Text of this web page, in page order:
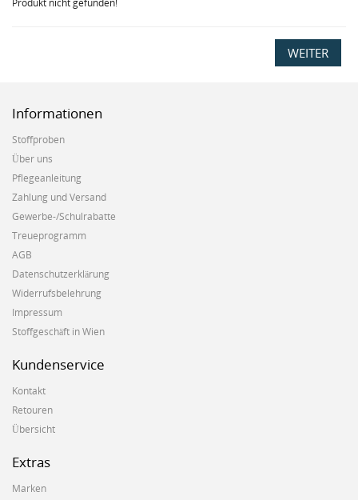
Produkt nicht gefunden!
WEITER
Informationen
Stoffproben
Über uns
Pflegeanleitung
Zahlung und Versand
Gewerbe-/Schulrabatte
Treueprogramm
AGB
Datenschutzerklärung
Widerrufsbelehrung
Impressum
Stoffgeschäft in Wien
Kundenservice
Kontakt
Retouren
Übersicht
Extras
Marken